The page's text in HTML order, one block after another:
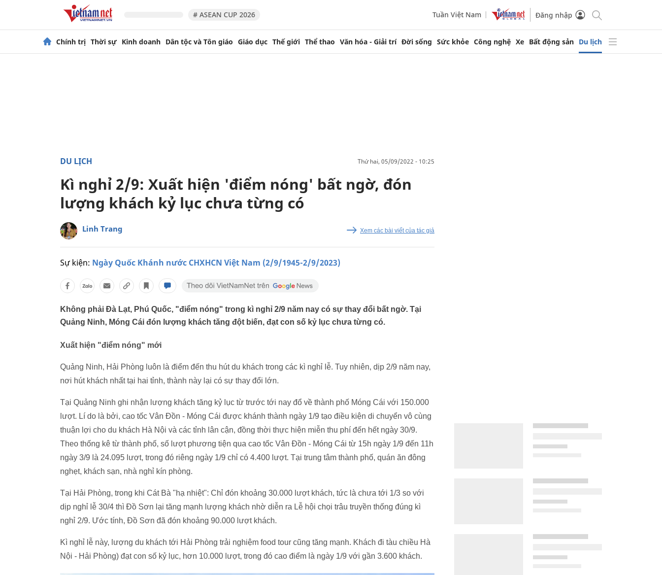
# ASEAN CUP 2026 Tuần Việt Nam Đăng nhập
Chính trị Thời sự Kinh doanh Dân tộc và Tôn giáo Giáo dục Thế giới Thể thao Văn hóa - Giải trí Đời sống Sức khỏe Công nghệ Xe Bất động sản Du lịch
DU LỊCH thứ hai, 05/09/2022 - 10:25
Kì nghỉ 2/9: Xuất hiện 'điểm nóng' bất ngờ, đón
lượng khách kỷ lục chưa từng có
Linh Trang Xem các bài viết của tác giả
Sự kiện: Ngày Quốc Khánh nước CHXHCN Việt Nam (2/9/1945-2/9/2023)
Không phải Đà Lạt, Phú Quốc, "điểm nóng" trong kì nghỉ 2/9 năm nay có sự thay đổi bất ngờ. Tại
Quảng Ninh, Móng Cái đón lượng khách tăng đột biến, đạt con số kỷ lục chưa từng có.
Xuất hiện "điểm nóng" mới
Quảng Ninh, Hải Phòng luôn là điểm đến thu hút du khách trong các kì nghỉ lễ. Tuy nhiên, dịp 2/9 năm nay,
nơi hút khách nhất tại hai tỉnh, thành này lại có sự thay đổi lớn.
Tại Quảng Ninh ghi nhận lượng khách tăng kỷ lục từ trước tới nay đổ về thành phố Móng Cái với 150.000
lượt. Lí do là bởi, cao tốc Vân Đồn - Móng Cái được khánh thành ngày 1/9 tạo điều kiện di chuyển vô cùng
thuận lợi cho du khách Hà Nội và các tỉnh lân cận, đồng thời thực hiện miễn thu phí đến hết ngày 30/9.
Theo thống kê từ thành phố, số lượt phương tiện qua cao tốc Vân Đồn - Móng Cái từ 15h ngày 1/9 đến 11h
ngày 3/9 là 24.095 lượt, trong đó riêng ngày 1/9 chỉ có 4.400 lượt. Tại trung tâm thành phố, quán ăn đông
nghẹt, khách sạn, nhà nghỉ kín phòng.
Tại Hải Phòng, trong khi Cát Bà "hạ nhiệt": Chỉ đón khoảng 30.000 lượt khách, tức là chưa tới 1/3 so với
dịp nghỉ lễ 30/4 thì Đồ Sơn lại tăng mạnh lượng khách nhờ diễn ra Lễ hội chọi trâu truyền thống đúng kì
nghỉ 2/9. Ước tính, Đồ Sơn đã đón khoảng 90.000 lượt khách.
Kì nghỉ lễ này, lượng du khách tới Hải Phòng trải nghiệm food tour cũng tăng mạnh. Khách đi tàu chiều Hà
Nội - Hải Phòng) đạt con số kỷ lục, hơn 10.000 lượt, trong đó cao điểm là ngày 1/9 với gần 3.600 khách.